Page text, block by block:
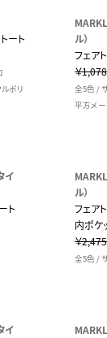
ート
ポリ
ル）
フェア
￥
全5色 /
平方メ
イ
ト
ル）
フェア
内ポケ
￥
全5色 /
イ